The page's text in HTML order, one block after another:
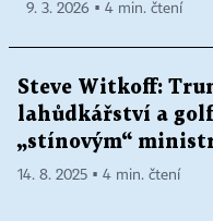
9. 3. 2026 ▪ 4 min. čtení
Steve Witkoff:
lahůdkářství a
„stínovým“
14. 8. 2025 ▪ 4 min. čtení